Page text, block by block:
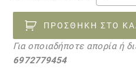
απο
ύφασμα
με
ΠΡΟΣΘΉΚΗ ΣΤΟ
Για οποιαδήποτε απορία ή
6972779454